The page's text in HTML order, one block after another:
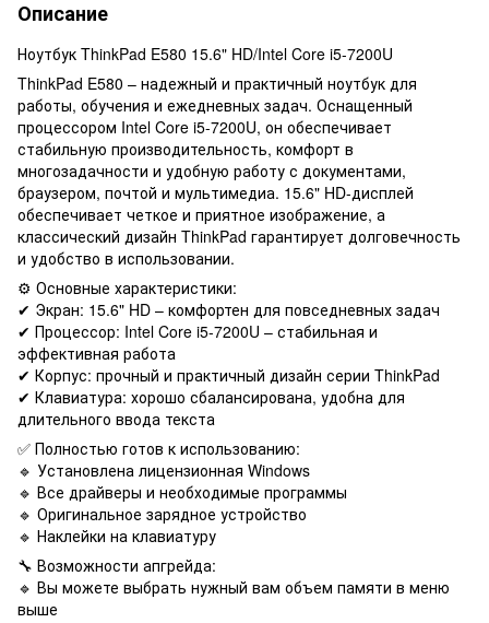
Описание
Ноутбук ThinkPad E580 15.6" HD/Intel Core i5-7200U
ThinkPad E580 – надежный и практичный ноутбук для
работы, обучения и ежедневных задач. Оснащенный
процессором Intel Core i5-7200U, он обеспечивает
стабильную производительность, комфорт в
многозадачности и удобную работу с документами,
браузером, почтой и мультимедиа. 15.6" HD-дисплей
обеспечивает четкое и приятное изображение, а
классический дизайн ThinkPad гарантирует долговечность
и удобство в использовании.
⚙️ Основные характеристики:
✔ Экран: 15.6" HD – комфортен для повседневных задач
✔ Процессор: Intel Core i5-7200U – стабильная и
эффективная работа
✔ Корпус: прочный и практичный дизайн серии ThinkPad
✔ Клавиатура: хорошо сбалансирована, удобна для
длительного ввода текста
✅ Полностью готов к использованию:
🔹 Установлена ​​лицензионная Windows
🔹 Все драйверы и необходимые программы
🔹 Оригинальное зарядное устройство
🔹 Наклейки на клавиатуру
🔧 Возможности апгрейда:
🔹 Вы можете выбрать нужный вам объем памяти в меню
выше